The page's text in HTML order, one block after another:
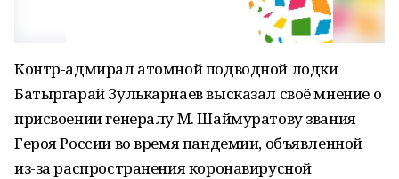
Контр-адмирал атомной подводной лодки
Батыргарай Зулькарнаев высказал своё мнение о
присвоении генералу М. Шаймуратову звания
Героя России во время пандемии, объявленной
из-за распространения коронавирусной